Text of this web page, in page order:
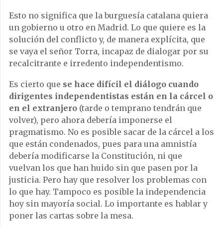
Esto no significa que la burguesía catalana quiera
un gobierno u otro en Madrid. Lo que quiere es la
solución del conflicto y, de manera explícita, que
se vaya el señor Torra, incapaz de dialogar por su
recalcitrante e irredento independentismo.
Es cierto que se hace difícil el diálogo cuando
dirigentes independentistas están en la cárcel o
en el extranjero (tarde o temprano tendrán que
volver), pero ahora debería imponerse el
pragmatismo. No es posible sacar de la cárcel a los
que están condenados, pues para una amnistía
debería modificarse la Constitución, ni que
vuelvan los que han huido sin que pasen por la
justicia. Pero hay que resolver los problemas con
lo que hay. Tampoco es posible la independencia
hoy sin mayoría social. Lo importante es hablar y
poner las cartas sobre la mesa.